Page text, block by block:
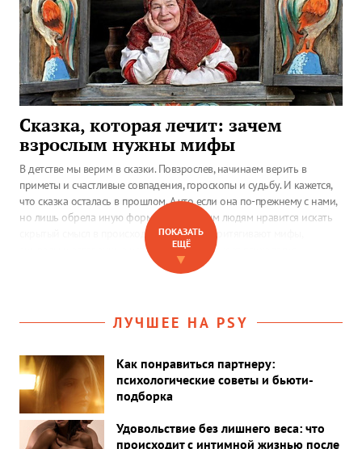
Сказка, которая лечит: зачем
взрослым нужны мифы
В детстве мы верим в сказки. Повзрослев, начинаем верить в
приметы и счастливые совпадения, гороскопы и судьбу. И кажется,
что сказка осталась в прошлом. А что если она по-прежнему с нами,
но лишь обрела иную форму? Некоторым людям нравится искать
скрытый смысл в происходящем, других притягивают мифы,
символы и загадочные истории. Как объясняет психология
склонность людей к вере в таинственное, магическое?
ПОКАЗАТЬ
ЕЩЁ
▼
ЛУЧШЕЕ НА PSY
Как понравиться партнеру:
психологические советы и бьюти-
подборка
Удовольствие без лишнего веса: что
происходит с интимной жизнью после